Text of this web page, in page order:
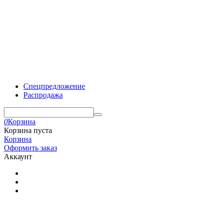
Спецпредложение
Распродажа
0Корзина
Корзина пуста
Корзина
Оформить заказ
Аккаунт